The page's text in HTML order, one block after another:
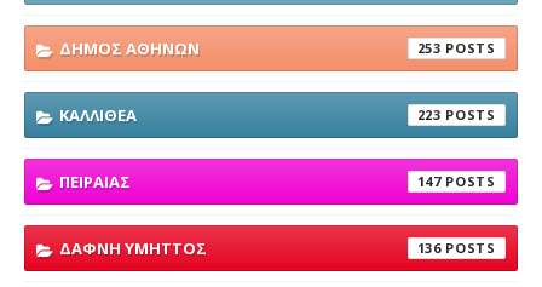
ΔΗΜΟΣ ΑΘΗΝΩΝ 253
ΚΑΛΛΙΘΕΑ 223
ΠΕΙΡΑΙΑΣ 147
ΔΑΦΝΗ ΥΜΗΤΤΟΣ 136